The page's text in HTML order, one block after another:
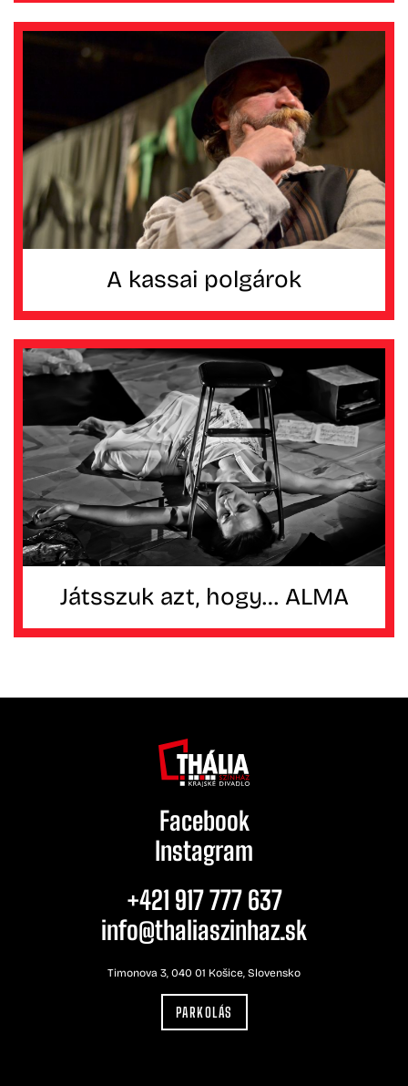
A kassai polgárok
Játsszuk azt, hogy… ALMA
Facebook
Instagram
+421 917 777 637
info@thaliaszinhaz.sk
Timonova 3, 040 01 Košice, Slovensko
PARKOLÁS